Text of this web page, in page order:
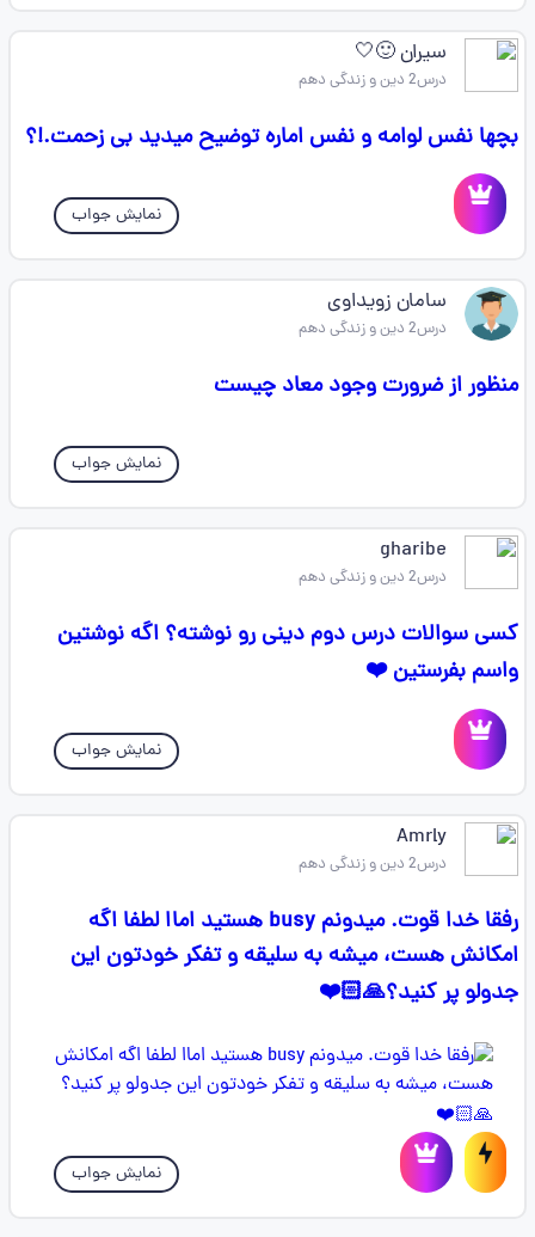
سیران 🙂🤍
درس2 دین و زندگی دهم
بچها نفس لوامه و نفس اماره توضیح میدید بی زحمت.!؟
نمایش جواب
سامان زویداوی
درس2 دین و زندگی دهم
منظور از ضرورت وجود معاد چیست
نمایش جواب
gharibe
درس2 دین و زندگی دهم
کسی سوالات درس دوم دینی رو نوشته؟ اگه نوشتین
واسم بفرستین ❤️
نمایش جواب
Amrly
درس2 دین و زندگی دهم
رفقا خدا قوت. میدونم busy هستید اماا لطفا اگه
امکانش هست،‌ میشه به سلیقه و تفکر خودتون این
جدولو پر کنید؟🙏🏻❤️
نمایش جواب